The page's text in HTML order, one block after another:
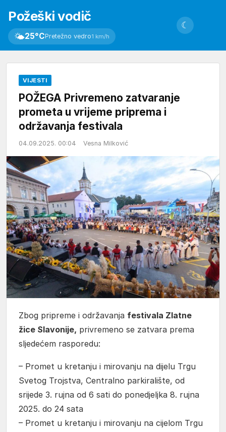
Požeški vodič
🌤25°CPretežno vedro1 km/h
☾
VIJESTI
POŽEGA Privremeno zatvaranje
prometa u vrijeme priprema i
održavanja festivala
04.09.2025. 00:04 Vesna Milković
Zbog pripreme i održavanja festivala Zlatne
žice Slavonije, privremeno se zatvara prema
sljedećem rasporedu:
– Promet u kretanju i mirovanju na dijelu Trgu
Svetog Trojstva, Centralno parkiralište, od
srijede 3. rujna od 6 sati do ponedjeljka 8. rujna
2025. do 24 sata
– Promet u kretanju i mirovanju na cijelom Trgu